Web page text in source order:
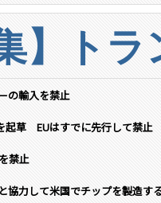
】ト
の輸入を禁止
起草 EUはすでに先行して禁止
禁止
協力して米国でチップを製造す